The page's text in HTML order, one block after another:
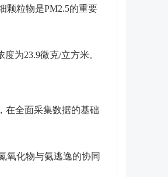
颗粒物是PM2.5的重要
为23.9微克/立方米。
在全面采集数据的基础
氧化物与氨逃逸的协同